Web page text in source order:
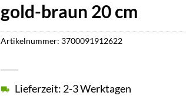
gold-braun 20 cm
Lieferzeit: 2-3 Werktagen
Artikelnummer: 3700091912622